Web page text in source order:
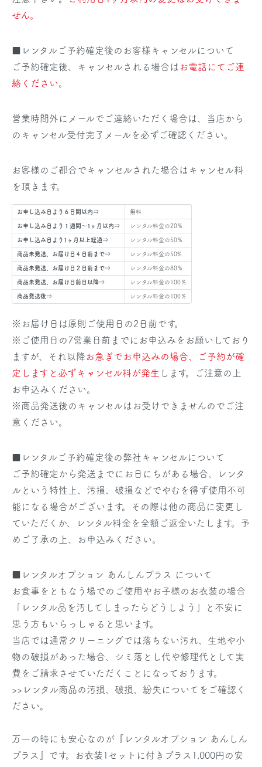
せん。
■レンタルご予約確定後のお客様キャンセルについて
ご予約確定後、キャンセルされる場合は お電話にてご連
絡ください。
営業時間外にメールでご連絡いただく場合は、当店から
のキャンセル受付完了メールを必ずご確認ください。
お客様のご都合でキャンセルされた場合はキャンセル料
を頂きます。
お申し込み日より６日間以内⇒ 無料
お申し込み日より１週間～1ヶ月以内⇒ レンタル料金の20％
お申し込み日より1ヶ月以上経過⇒ レンタル料金の50％
商品未発送、お届け日４日前まで⇒ レンタル料金の50%
商品未発送、お届け日２日前まで⇒ レンタル料金の80％
商品未発送、お届け日前日以降⇒ レンタル料金の100％
商品発送後⇒ レンタル料金の100％
※お届け日は原則ご使用日の2日前です。
※ご使用日の7営業日前までにお申込みをお願いしており
ますが、それ以降 お急ぎでお申込みの場合、ご予約が確
定しますと必ずキャンセル料が発生 します。ご注意の上
お申込みください。
※商品発送後のキャンセルはお受けできませんのでご注
意ください。
■レンタルご予約確定後の弊社キャンセルについて
ご予約確定から発送までにお日にちがある場合、レンタ
ルという特性上、汚損、破損などでやむを得ず使用不可
能になる場合がございます。その際は他の商品に変更し
ていただくか、レンタル料金を全額ご返金いたします。予
めご了承の上、お申込みください。
■レンタルオプション あんしんプラス について
お食事をともなう場でのご使用やお子様のお衣装の場合
「レンタル品を汚してしまったらどうしよう」と不安に
思う方もいらっしゃると思います。
当店では通常クリーニングでは落ちない汚れ、生地や小
物の破損があった場合、シミ落とし代や修理代として実
費をご請求させていただくことになっております。
>>レンタル商品の汚損、破損、紛失についてをご確認く
ださい。
万一の時にも安心なのが『レンタルオプション あんしん
プラス』です。お衣装1セットに付きプラス1,000円の安